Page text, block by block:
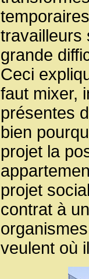
travailleurs
grande
Ceci
faut mixer,
présentes
bien
projet la
projet
contrat à
veulent où